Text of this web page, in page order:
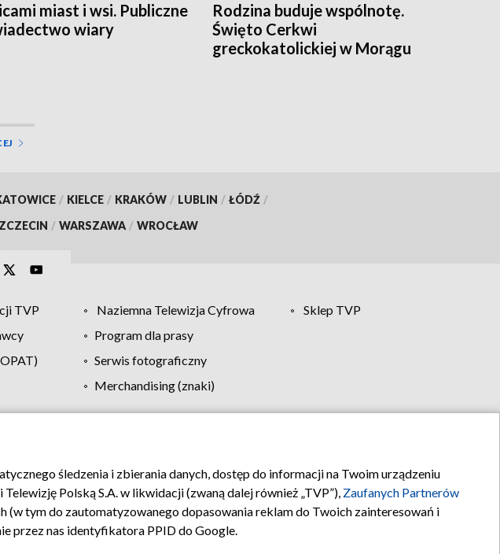
miast i wsi. Publiczne
wiary
Rodzina buduje wspólnotę.
Święto Cerkwi
greckokatolickiej w Morągu
/ KIELCE / KRAKÓW / LUBLIN / ŁÓDŹ /
/ WARSZAWA / WROCŁAW
TVP Naziemna Telewizja Cyfrowa
Sklep TVP
Program dla prasy
Serwis fotograficzny
Merchandising (znaki)
Pomoc Biuro reklamy Kontakt
śledzenia i zbierania danych, dostęp do informacji na Twoim urządzeniu
Polską S.A. w likwidacji (zwaną dalej również „TVP”), Zaufanych Partnerów
(w tym do zautomatyzowanego dopasowania reklam do Twoich zainteresowań i
przez nas identyfikatora PPID do Google.